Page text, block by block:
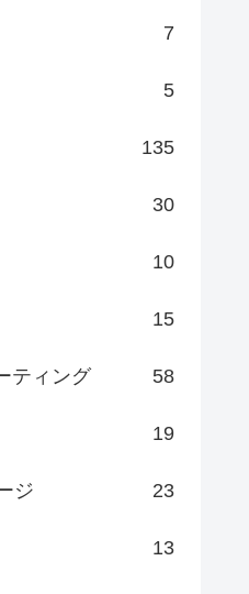
7
5
135
30
10
15
ティング 58
19
ジ 23
13